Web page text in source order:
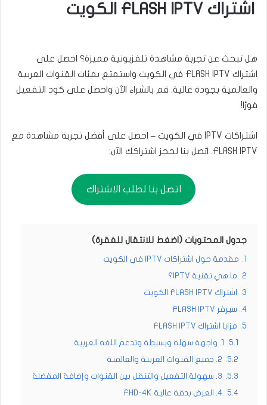
اشتراك FLASH IPTV الكويت
هل تبحث عن تجربة مشاهدة تلفزيونية مميزة؟ احصل على
اشتراك FLASH IPTV في الكويت واستمتع بمئات القنوات العربية
والعالمية بجودة عالية. قم بالشراء الآن واحصل على كود التفعيل
فورًا!
اشتراكات IPTV في الكويت – احصل على أفضل تجربة مشاهدة مع
FLASH IPTV. اتصل بنا لحجز اشتراكك الآن:
اتصل بنا لطلب الاشتراك
جدول المحتويات (اضغط للانتقال للفقرة)
مقدمة حول اشتراكات IPTV في الكويت
2.
ما هي تقنية IPTV؟
3.
اشتراك FLASH IPTV الكويت
4.
سيرفر FLASH IPTV
5.
مزايا اشتراك FLASH IPTV
5.1.
5.2.
2. جميع القنوات العربية والعالمية
5.3.
3. سهولة التفعيل والتنقل بين القنوات وإضافة المفضلة
5.4.
4. العرض بدقة عالية FHD-4K